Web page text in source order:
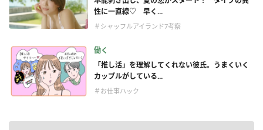
性に一直線♡ 早く...
＃シャッフルアイランド7考察
働く
「推し活」を理解してくれない彼氏。うまくいく
カップルがしている...
＃お仕事ハック